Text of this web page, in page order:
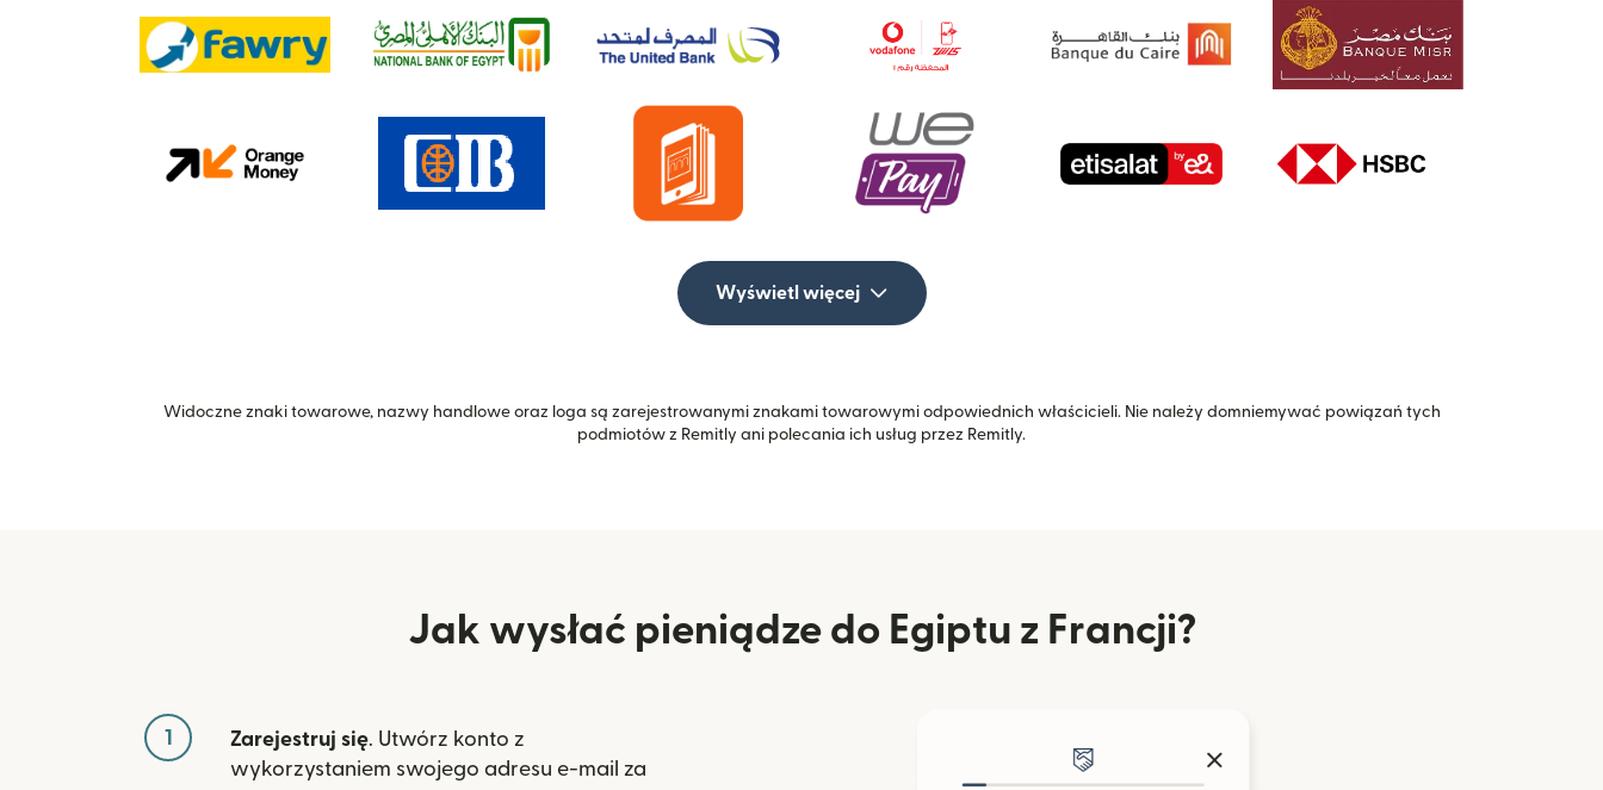
Wyświetl więcej
Widoczne znaki towarowe, nazwy handlowe oraz loga są zarejestrowanymi znakami towarowymi odpowiednich właścicieli. Nie należy domniemywać powiązań tych
podmiotów z Remitly ani polecania ich usług przez Remitly.
Jak wysłać pieniądze do Egiptu z Francji?
1 Zarejestruj się. Utwórz konto z
wykorzystaniem swojego adresu e-mail za